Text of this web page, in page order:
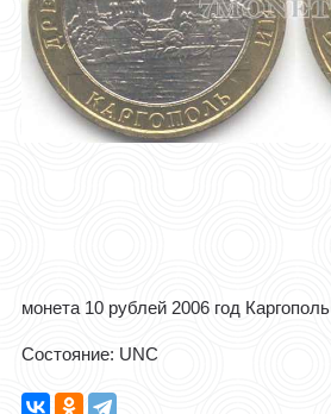
монета 10 рублей 2006 год Каргополь
Состояние: UNC